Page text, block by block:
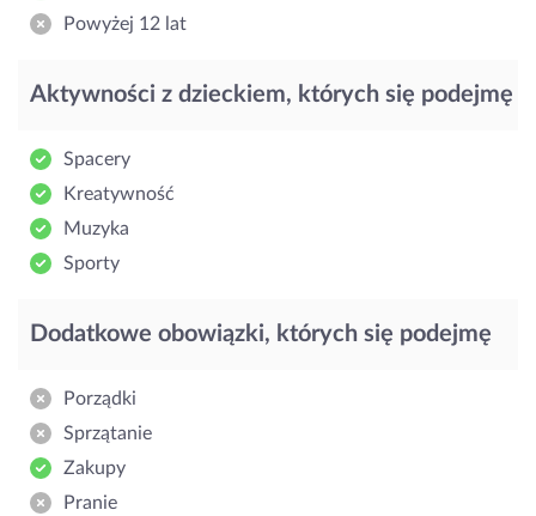
Powyżej 12 lat
Aktywności z dzieckiem, których się podejmę
Spacery
Kreatywność
Muzyka
Sporty
Dodatkowe obowiązki, których się podejmę
Porządki
Sprzątanie
Zakupy
Pranie